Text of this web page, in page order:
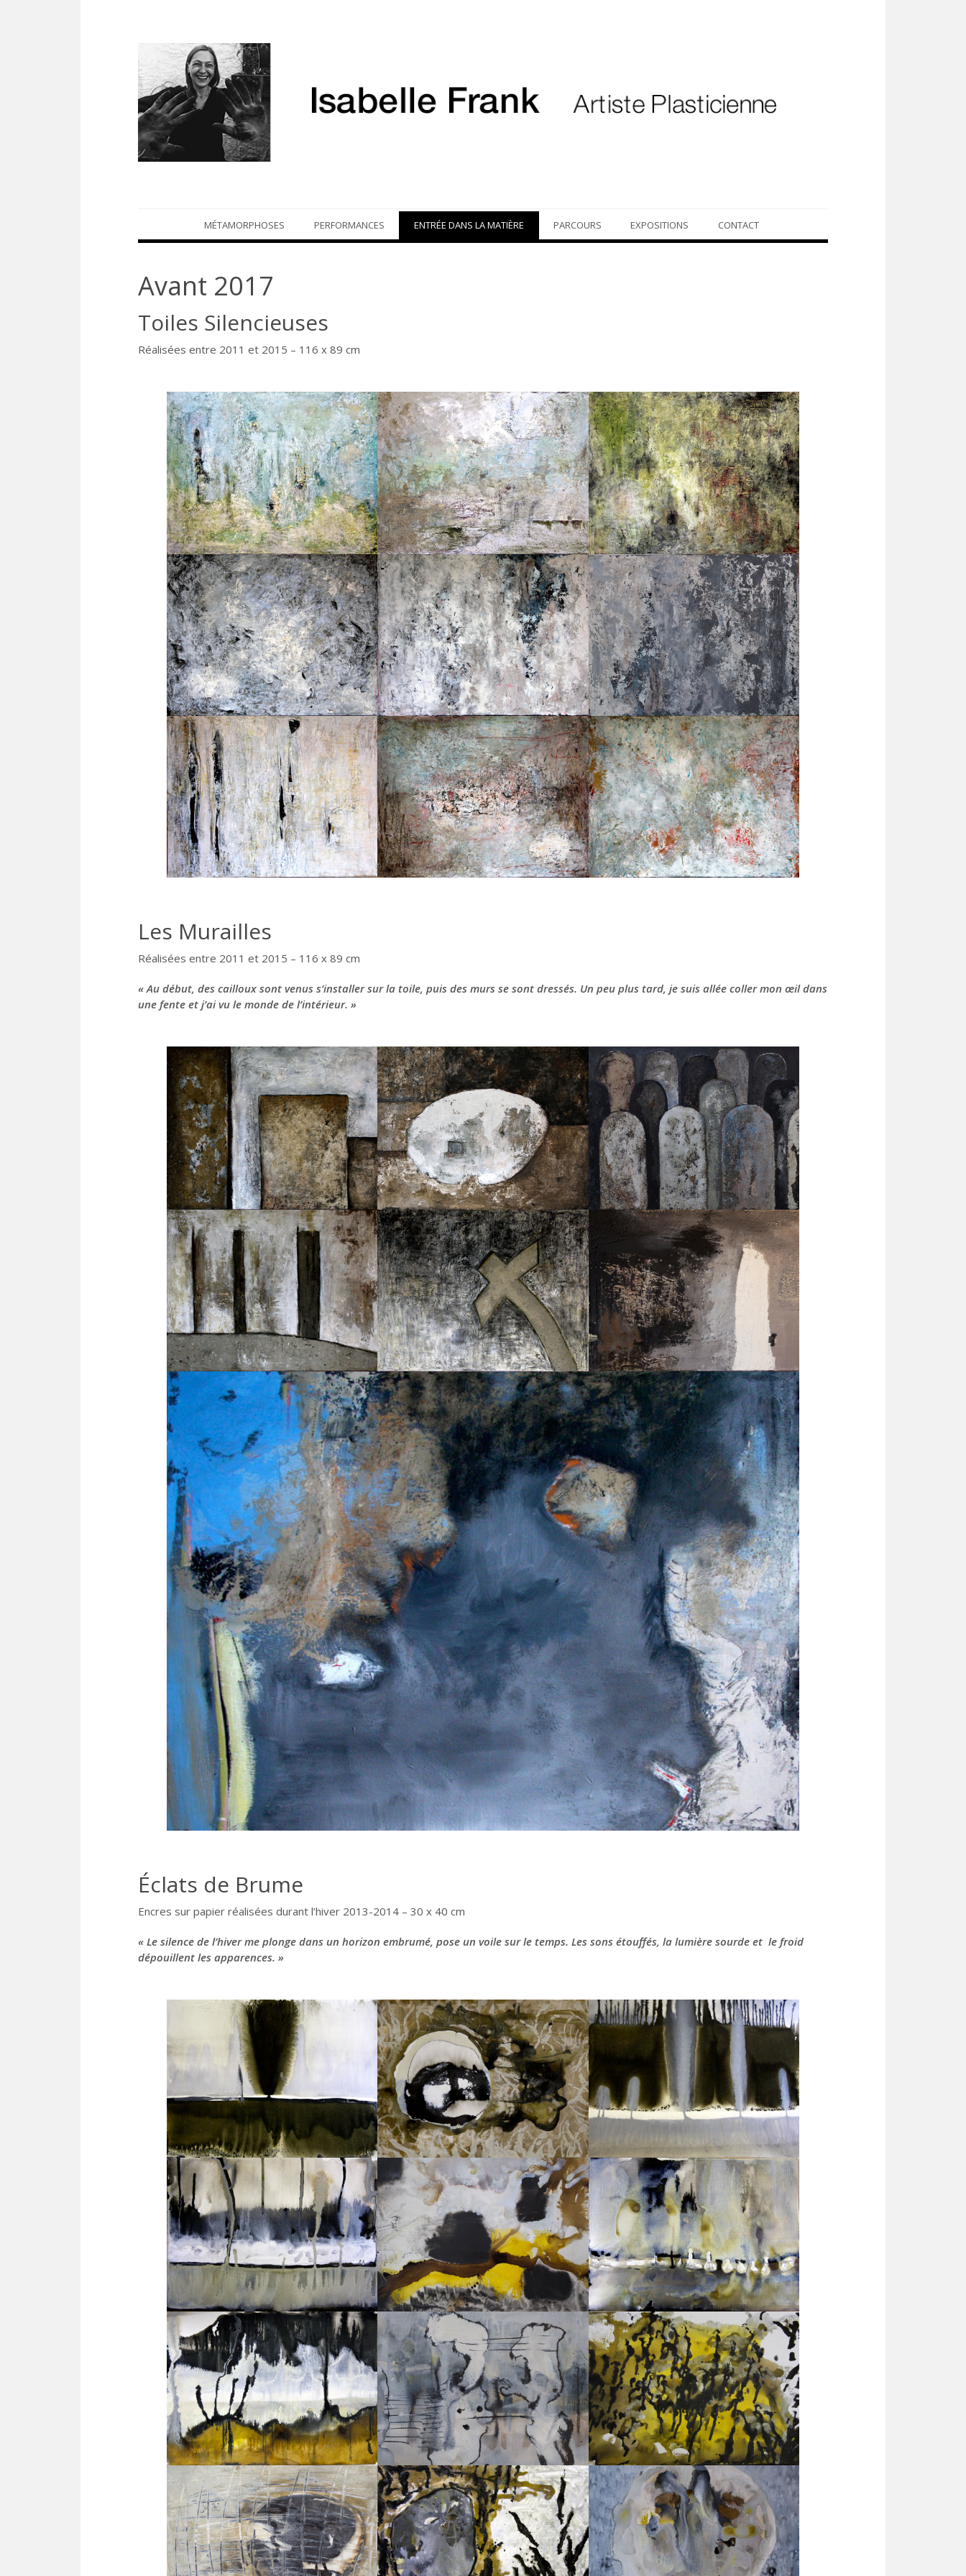
content
MÉTAMORPHOSES PERFORMANCES ENTRÉE DANS LA MATIÈRE PARCOURS EXPOSITIONS CONTACT
Avant 2017
Toiles Silencieuses
Réalisées entre 2011 et 2015 – 116 x 89 cm
Les Murailles
Réalisées entre 2011 et 2015 – 116 x 89 cm
« Au début, des cailloux sont venus s’installer sur la toile, puis des murs se sont dressés. Un peu plus tard, je suis allée coller mon œil dans
une fente et j’ai vu le monde de l’intérieur. »
Éclats de Brume
Encres sur papier réalisées durant l’hiver 2013-2014 – 30 x 40 cm
« Le silence de l’hiver me plonge dans un horizon embrumé, pose un voile sur le temps. Les sons étouffés, la lumière sourde et le froid
dépouillent les apparences. »